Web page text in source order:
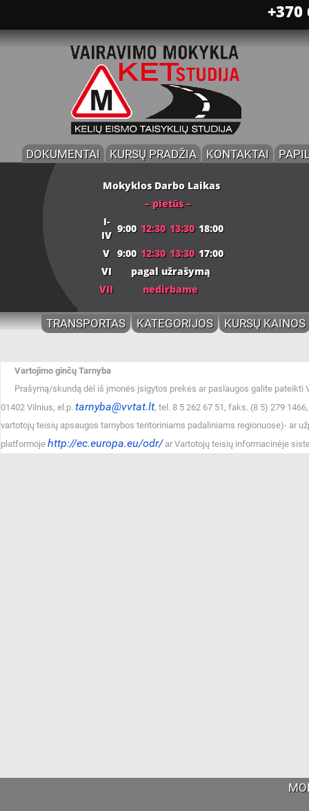
+370
KONTAKTAI
KURSŲ PRADŽIA
DOKUMENTAI
Mokyklos Darbo Laikas
– pietūs –
I-
IV
9:00 12:30 13:30 18:00
V 9:00 12:30 13:30 17:00
VI
pagal užrašymą
VII
nedirbame
KURSŲ KAINOS
KATEGORIJOS
TRANSPORTAS
Vartojimo ginčų Tarnyba
Prašymą/skundą dėl iš įmonės įsigytos prekės ar paslaugos galite
01402 Vilnius, el.p. tarnyba@vvtat.lt, tel. 8 5 262 67 51, faks. (8 5) 279
vartotojų teisių apsaugos tarnybos teritoriniams padaliniams regionuose)- ar
platformoje http://ec.europa.eu/odr/ar Vartotojų teisių informacinėje